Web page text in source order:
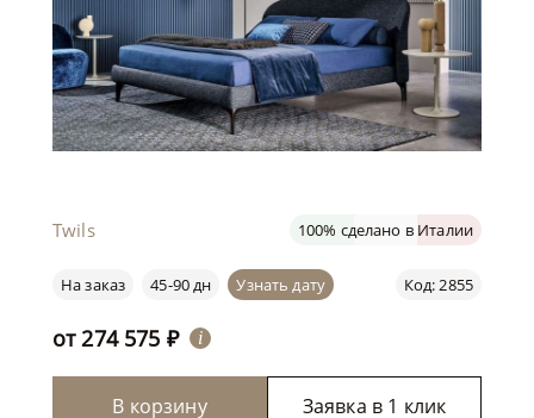
Twils 100% сделано в Италии
Код: 2855
На заказ 45-90 дн Узнать дату
от274 575 ₽ i
В корзину Заявка в 1 клик